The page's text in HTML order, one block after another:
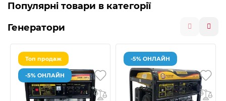
Популярні товари в категорії
Генератори
Топ продаж
-5% ОНЛАЙН
-5% ОНЛАЙН